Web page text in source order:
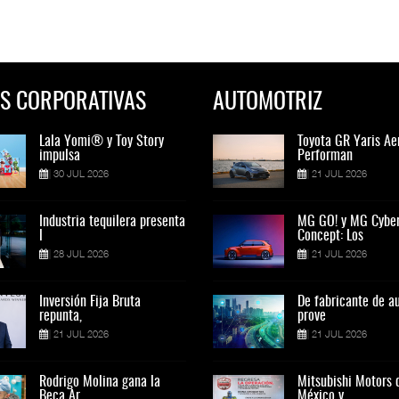
CORPORATIVAS
Lala Yomi® y Toy Story
impulsa
30 JUL 2026
Industria tequilera presenta
28 JUL 2026
Inversión Fija Bruta
repunta,
21 JUL 2026
Rodrigo Molina gana la
Lala Yomi® y Toy
impulsa
30 JUL 2026
Industria tequilera
28 JUL 2026
Inversión Fija Bruta
repunta,
21 JUL 2026
Rodrigo Molina gana
AUTOMOTRIZ
Toyota GR Yaris Aero
Performan
21 JUL 2026
MG GO! y MG Cyber
21 JUL 2026
De fabricante de autos a
prove
21 JUL 2026
Mitsubishi Motors de
Toyota GR Yaris
Performan
21 JUL 2026
MG GO! y MG
Concept: Los
21 JUL 2026
De fabricante de
prove
21 JUL 2026
Mitsubishi Motors